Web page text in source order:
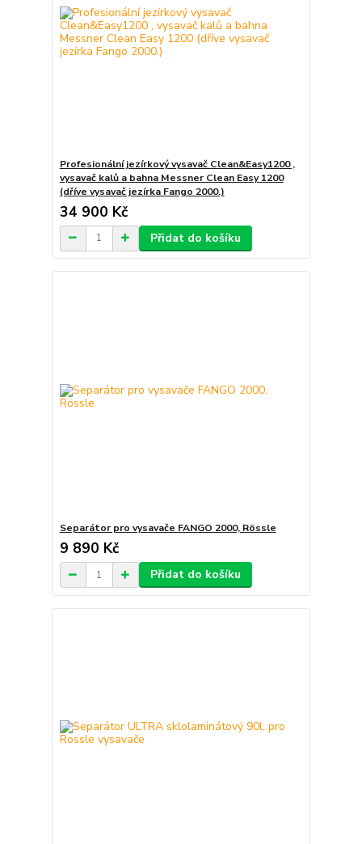
Profesionální jezírkový vysavač Clean&Easy1200 ,
vysavač kalů a bahna Messner Clean Easy 1200
(dříve vysavač jezírka Fango 2000.)
34 900 Kč
Přidat do košíku
Separátor pro vysavače FANGO 2000, Rössle
9 890 Kč
Přidat do košíku